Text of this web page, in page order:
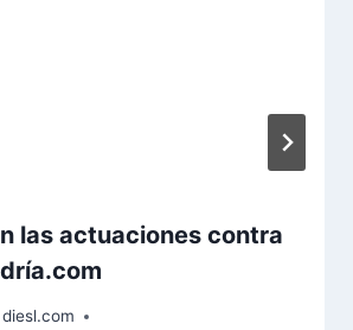
las actuaciones contra